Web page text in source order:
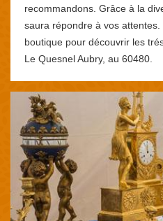
recommandons. Grâce à la
saura répondre à vos
boutique pour découvrir les
Le Quesnel Aubry, au 60480.